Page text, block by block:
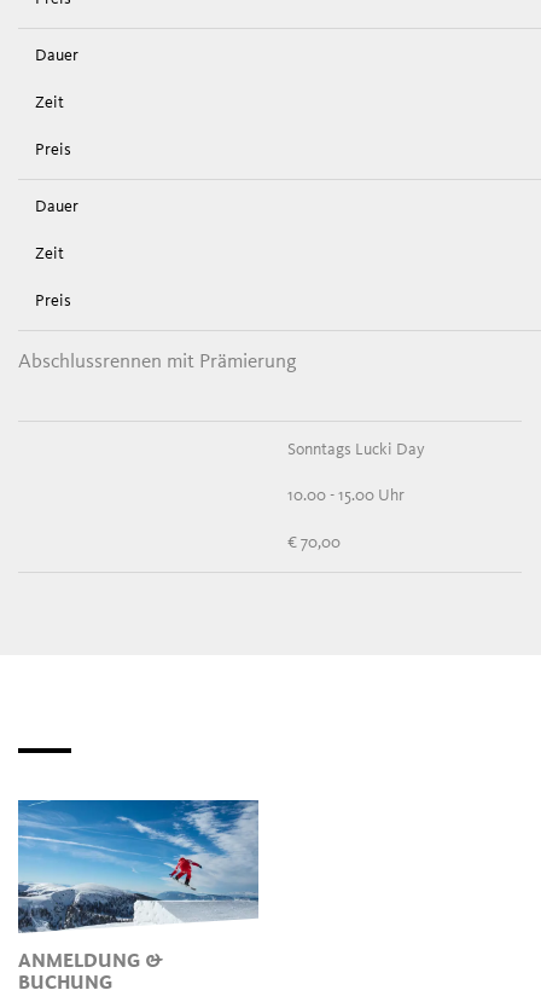
Abschlussrennen mit Prämierung
Sonntags Lucki Day
10.00 - 15.00 Uhr
€ 70,00
ANMELDUNG &
BUCHUNG